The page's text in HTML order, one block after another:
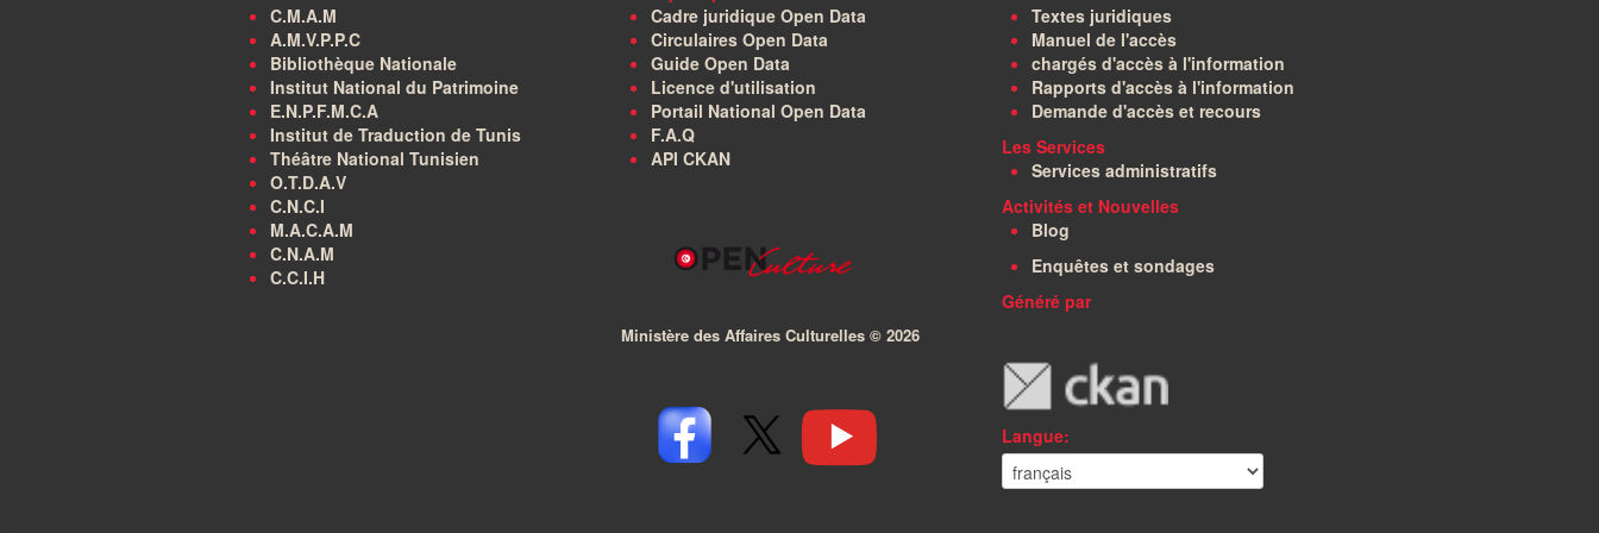
C.M.A.M
A.M.V.P.P.C
Bibliothèque Nationale
Institut National du Patrimoine
E.N.P.F.M.C.A
Institut de Traduction de Tunis
Théâtre National Tunisien
O.T.D.A.V
C.N.C.I
M.A.C.A.M
C.N.A.M
C.C.I.H
Cadre juridique Open Data
Circulaires Open Data
Guide Open Data
Licence d'utilisation
Portail National Open Data
F.A.Q
API CKAN
Ministère des Affaires Culturelles © 2026
Textes juridiques
Manuel de l'accès
chargés d'accès à l'information
Rapports d'accès à l'information
Demande d'accès et recours
Les Services
Services administratifs
Activités et Nouvelles
Blog
Enquêtes et sondages
Généré par
Langue